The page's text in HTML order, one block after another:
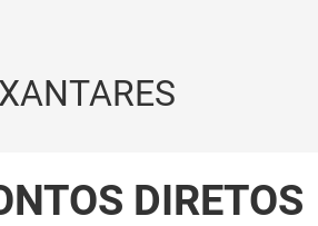
XANTARES
DIRETOS